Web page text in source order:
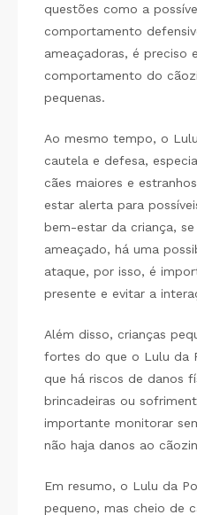
questões como a
comportamento
ameaçadoras, é preciso
comportamento do
pequenas.
Ao mesmo tempo, o
cautela e defesa,
cães maiores e
estar alerta para
bem-estar da criança,
ameaçado, há uma
ataque, por isso, é
presente e evitar a
Além disso, crianças
fortes do que o Lulu da
que há riscos de danos
brincadeiras ou
importante monitorar
não haja danos ao
Em resumo, o Lulu da
pequeno, mas cheio de